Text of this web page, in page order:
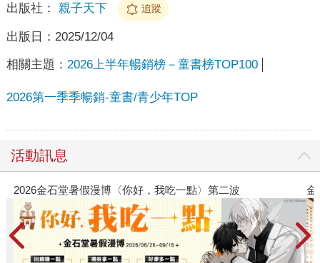
出版社： 親子天下 追蹤
出版日： 2025/12/04
相關主題： 2026上半年暢銷榜－童書榜TOP100
2026第一季季暢銷-童書/青少年TOP
活動訊息
金石堂2026海外優惠：電子書